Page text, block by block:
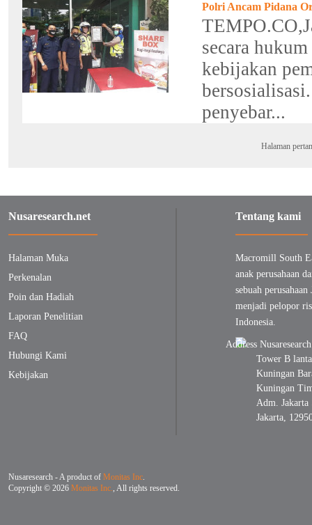
Polri Ancam Pidana
secara
kebijakan
penyebar...
Halaman
Nusaresearch.net
Halaman Muka
Perkenalan
Poin dan Hadiah
Laporan Penelitian
FAQ
Hubungi Kami
Kebijakan
Tentang kami
Macromill South
anak perusahaan
sebuah perusahaan
menjadi pelopor
Indonesia.
Tower B
Kuningan
Kuningan
Adm.
Jakarta,
Nusaresearch - A product of Monitas Inc.
Copyright © 2026 Monitas Inc., All rights reserved.